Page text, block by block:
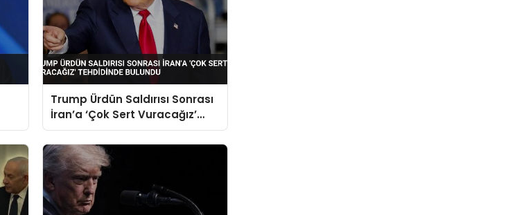
Trump Ürdün Saldırısı Sonrası
İran’a ‘Çok Sert Vuracağız’
Tehdidinde Bulundu